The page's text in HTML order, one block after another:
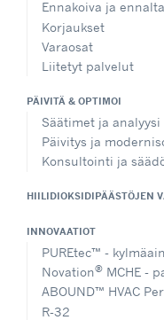
Ennakoiva ja
Korjaukset
Varaosat
Liitetyt palvelut
PÄIVITÄ & OPTIMOI
Säätimet ja analyysi
Päivitys ja
Konsultointi ja
HIILIDIOKSIDIPÄÄSTÖJEN
INNOVAATIOT
PUREtec™ -
Novation® MCHE -
ABOUND™ HVAC
R-32